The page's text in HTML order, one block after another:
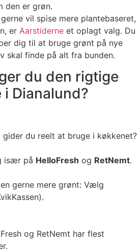
den er grøn.
vil spise mere plantebaseret,
er Aarstiderne et oplagt valg. Du
dig til at bruge grønt på nye
skal finde på alt fra bunden.
du den rigtige
Dianalund?
gider du reelt at bruge i køkkenet?
især på HelloFresh og RetNemt.
gerne mere grønt: Vælg
og RetNemt har flest